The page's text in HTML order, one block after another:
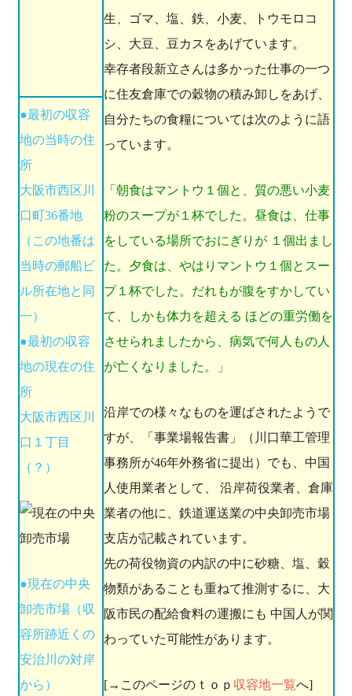
生、ゴマ、塩、鉄、小麦、トウモロコ
シ、大豆、豆カスをあげています。
幸存者段新立さんは多かった仕事の一つ
に住友倉庫での穀物の積み卸しをあげ、
自分たちの食糧については次のように語
っています。
「朝食はマントウ１個と、質の悪い小麦
粉のスープが１杯でした。昼食は、仕事
をしている場所でおにぎりが １個出まし
た。夕食は、やはりマントウ１個とスー
プ１杯でした。だれもが腹をすかしてい
て、しかも体力を超える ほどの重労働を
させられましたから、病気で何人もの人
が亡くなりました。」
沿岸での様々なものを運ばされたようで
すが、「事業場報告書」（川口華工管理
事務所が46年外務省に提出）でも、中国
人使用業者として、 沿岸荷役業者、倉庫
業者の他に、鉄道運送業の中央卸売市場
支店が記載されています。
先の荷役物資の内訳の中に砂糖、塩、穀
物類があることも重ねて推測するに、大
阪市民の配給食料の運搬にも 中国人が関
わっていた可能性があります。
[→このページのｔｏｐ 収容地一覧へ]
●最初の収容
地の当時の住
所
大阪市西区川
口町36番地
（この地番は
当時の郵船ビ
ル所在地と同
一）
●最初の収容
地の現在の住
所
大阪市西区川
口１丁目
（？）
●現在の中央
卸売市場（収
容所跡近くの
安治川の対岸
から）